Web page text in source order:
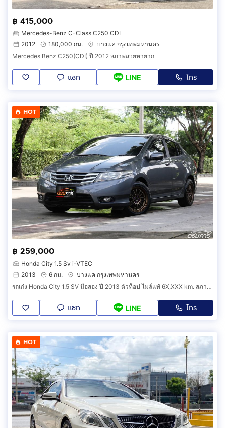
฿ 415,000
Mercedes-Benz C-Class C250 CDI
2012
180,000 กม.
บางแค กรุงเทพมหานคร
Mercedes Benz C250(CDI) ปี 2012 สภาพสวยหายาก
แชท LINE โทร
HOT
฿ 259,000
Honda City 1.5 Sv i-VTEC
2013
6 กม.
บางแค กรุงเทพมหานคร
รถเก๋ง Honda City 1.5 SV มือสอง ปี 2013 ตัวท็อป ไมล์แท้ 6X,XXX km. สภาพสวยจัด วิ่งน้อย คุ้มค่าที่สุด (รหัสสินค้า CECD)
แชท LINE โทร
HOT